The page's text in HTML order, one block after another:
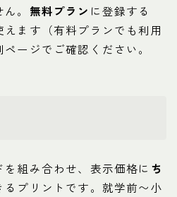
。 無料プラン に登録する
ます（有料プランでも利用
ージでご確認ください。
組み合わせ、表示価格に ち
るプリントです。就学前〜小